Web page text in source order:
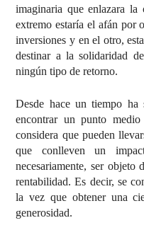
imaginaria que enlazara
extremo estaría el afán por
inversiones y en el otro,
destinar a la solidaridad
ningún tipo de retorno.
Desde hace un tiempo
encontrar un punto
considera que pueden
que conlleven un
necesariamente, ser objeto
rentabilidad. Es decir, se
la vez que obtener una
generosidad.